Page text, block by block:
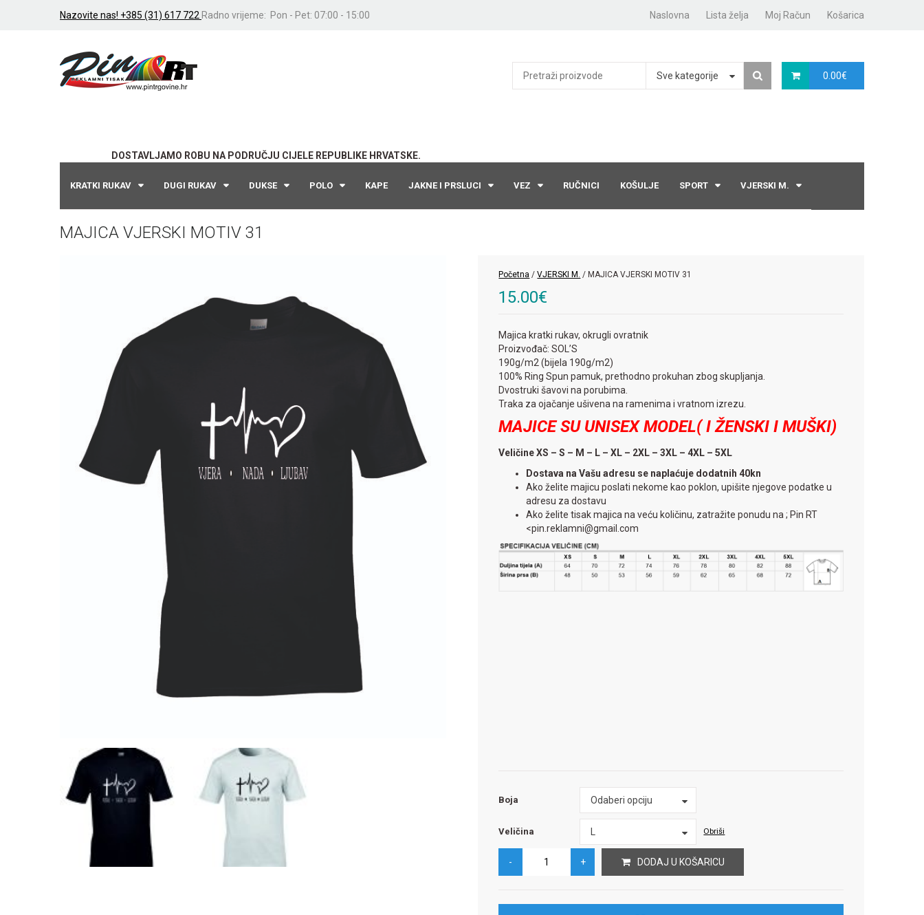
Nazovite nas! +385 (31) 617 722 Radno vrijeme: Pon - Pet: 07:00 - 15:00 Naslovna Lista želja Moj Račun Košarica
DOSTAVLJAMO ROBU NA PODRUČJU CIJELE REPUBLIKE HRVATSKE.
0.00€
Sve kategorije
KRATKI RUKAV DUGI RUKAV DUKSE POLO KAPE JAKNE I PRSLUCI VEZ RUČNICI KOŠULJE SPORT VJERSKI M.
MAJICA VJERSKI MOTIV 31
Početna /VJERSKI M. / MAJICA VJERSKI MOTIV 31
15.00€
Majica kratki rukav, okrugli ovratnik
Proizvođač: SOL’S
190g/m2 (bijela 190g/m2)
100% Ring Spun pamuk, prethodno prokuhan zbog skupljanja.
Dvostruki šavovi na porubima.
Traka za ojačanje ušivena na ramenima i vratnom izrezu.
MAJICE SU UNISEX MODEL( I ŽENSKI I MUŠKI)
Veličine XS – S – M – L – XL – 2XL – 3XL – 4XL – 5XL
Dostava na Vašu adresu se naplaćuje dodatnih 40kn
Ako želite majicu poslati nekome kao poklon, upišite njegove podatke u
adresu za dostavu
Ako želite tisak majica na veću količinu, zatražite ponudu na ; Pin RT
<pin.reklamni@gmail.com
Boja Odaberi opciju
Boja
Veličina Veličina Obriši
DODAJ U KOŠARICU